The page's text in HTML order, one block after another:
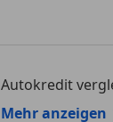
Autokredit
Autokredit-
Mehr anzeigen